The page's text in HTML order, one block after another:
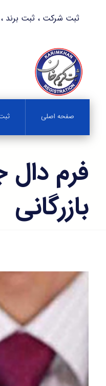
ثبت شرکت ، ثبت برند ، اخذ
صفحه اصلی
فرم
بازرگانی